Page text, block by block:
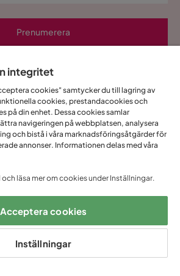
Prenumerera
att Trademax behandlar mina
skicka marknadsföringsmaterial som
Integritetspolicy.
även skapa ett konto till Mina
mycket mer:
integritet
cookies" samtycker du till lagring av
cookies, prestandacookies och
på din enhet. Dessa cookies samlar
navigeringen på webbplatsen, analysera
och bistå i våra marknadsföringsåtgärder för
annonser. Informationen delas med våra
och läsa mer om cookies under Inställningar.
Acceptera cookies
Inställningar